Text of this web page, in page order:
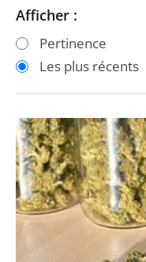
Passer
les
filtres
après
Passer
les
filtres
avant
Afficher :
Pertinence
Les plus récents
CBD
:
Annulation
de
l’arrêté